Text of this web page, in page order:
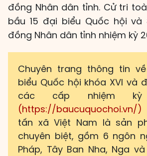
đồng Nhân dân tỉnh. Cử tri
bầu 15 đại biểu Quốc hội và
đồng Nhân dân tỉnh nhiệm kỳ
Chuyên trang thông tin
biểu Quốc hội khóa XVI và
các cấp nhiệm kỳ
(https://baucuquochoi.vn/)
tấn xã Việt Nam là sản
chuyên biệt, gồm 6 ngôn
Pháp, Tây Ban Nha, Nga